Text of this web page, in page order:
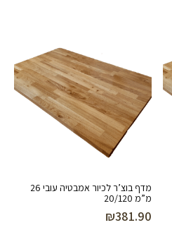
מדף בוצ’ר לכיור אמבטיה עובי 26
מ”מ 20/120
₪381.90